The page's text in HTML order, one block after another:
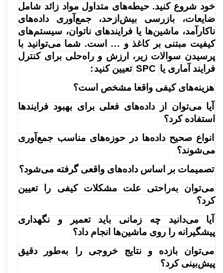
خود شروع کنید. حیطه‌های متداول مواد زائد شامل
ضایعات، بازرسی بیش‌ازحد، جمع‌آوری داده‌های
ناکارآمد، ماشین‌ها یا فرایندهای ناتوان، سیستم‌های
کیفیت مبتنی بر کاغذ و … است. شما می‌توانید با
پرسیدن سوالات زیر، ارزش و راه‌حلی برای کنترل
فرایند آماری یا SPC تعیین کنید:
هزینه‌های کیفی واقعا مشخص است؟
آیا می‌توان از داده‌های فعلی برای بهبود فرایندها
استفاده کرد؟
انواع صحیح داده‌ها در حوزه‌های مناسب جمع‌آوری
می‌شوند؟
تصمیمات بر اساس داده‌های واقعی گرفته می‌شود؟
می‌توان به‌راحتی علت مشکلات کیفی را تعیین
کرد؟
آیا می‌دانید چه زمانی باید تعمیر و نگهداری
پیشگیرانه را روی ماشین‌ها انجام داد؟
می‌توان بازده و نتایج خروجی را به‌طور دقیق
پیش‌بینی کرد؟